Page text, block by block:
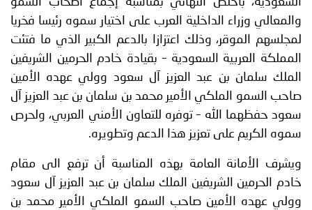
والمعالي وزراء الداخلية العرب على اختيار سموه رئيسا فخريا
لمجلسهم الموقر، وذلك اعتزازا بالدعم الكبير الذي ما فتئت
المملكة العربية السعودية – بقيادة خادم الحرمين الشريفين
الملك سلمان بن عبد العزيز آل سعود وولي عهده الأمين
صاحب السمو الملكي الأمير محمد بن سلمان بن عبد العزيز آل
سعود حفظهما الله – توفره للتعاون الأمني العربي، ولحرص
سموه الكريم على تعزيز هذا الدعم وتطويره.
ويشرف الأمانة العامة بهذه المناسبة أن ترفع الى مقام
خادم الحرمين الشريفين الملك سلمان بن عبد العزيز آل سعود
وولي عهده الأمين صاحب السمو الملكي الأمير محمد بن